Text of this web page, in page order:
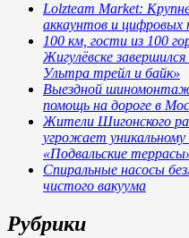
Lolzteam Market:
аккаунтов и цифровых
100 км, гости из 100
Жигулёвске
Ультра трейл и байк»
Выездной
помощь на дороге в
Жители Шигонского
угрожает
«Подвальские
Спиральные насосы
чистого вакуума
Рубрики